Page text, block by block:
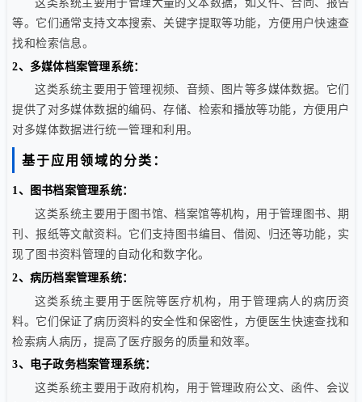
这类系统主要用于管理大量的文本数据，如文件、合同、报告
等。它们通常支持文本搜索、关键字提取等功能，方便用户快速查
找和检索信息。
2、多媒体档案管理系统：
这类系统主要用于管理视频、音频、图片等多媒体数据。它们
提供了对多媒体数据的编码、存储、检索和播放等功能，方便用户
对多媒体数据进行统一管理和利用。
基于应用领域的分类：
1、图书档案管理系统：
这类系统主要用于图书馆、档案馆等机构，用于管理图书、期
刊、报纸等文献资料。它们支持图书编目、借阅、归还等功能，实
现了图书资料管理的自动化和数字化。
2、病历档案管理系统：
这类系统主要用于医院等医疗机构，用于管理病人的病历资
料。它们保证了病历资料的安全性和保密性，方便医生快速查找和
检索病人病历，提高了医疗服务的质量和效率。
3、电子政务档案管理系统：
这类系统主要用于政府机构，用于管理政府公文、函件、会议